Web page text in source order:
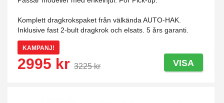
Komplett dragkrokspaket från välkända AUTO-HAK.
Inklusive fast 2-bult dragkrok och elsats. 5 års garanti.
KAMPANJ!
2995 kr 3225 kr VISA